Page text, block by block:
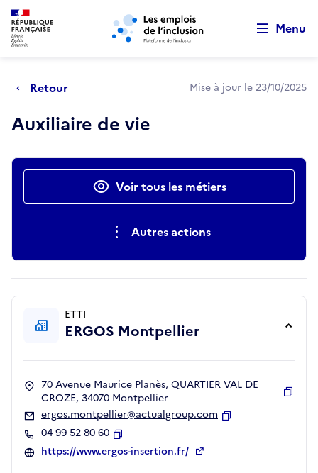
Aller au menu principal Aller au contenu principal
Menu
Retour Mise à jour le 23/10/2025
Auxiliaire de vie
Actions rapidesVoir tous les métiers
Autres actions
ETTI
ERGOS Montpellier
70 Avenue Maurice Planès, QUARTIER VAL DE
CROZE, 34070 Montpellier
ergos.montpellier@actualgroup.com
04 99 52 80 60
Copier
https://www.ergos-insertion.fr/
Retour au début de la page
Panneau de gestion des cookies